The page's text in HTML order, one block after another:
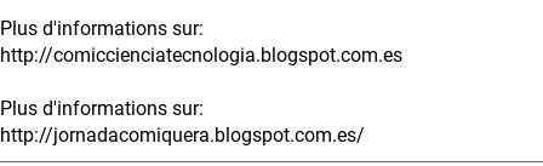
Plus d'informations sur:
http://comiccienciatecnologia.blogspot.com.es
Plus d'informations sur:
http://jornadacomiquera.blogspot.com.es/